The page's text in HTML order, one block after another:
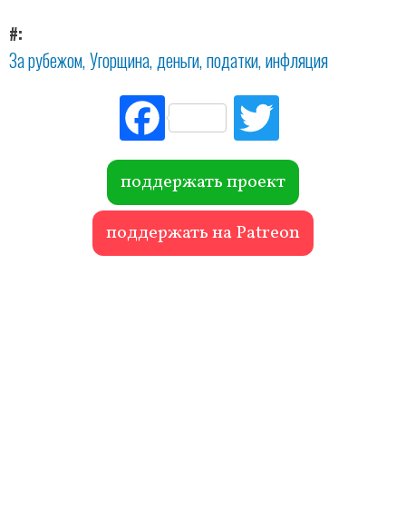
#
За рубежом Угорщина деньги податки инфляция
Fac
ebo
ok r
поддержать проект
поддержать на Patreon